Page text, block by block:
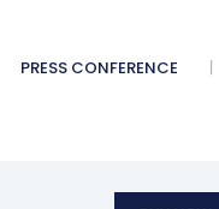
PRESS CONFERENCE